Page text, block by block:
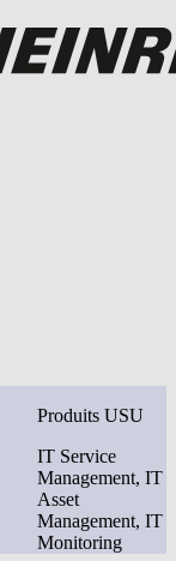
Produits USU
IT Service
Management, IT
Asset
Management, IT
Monitoring